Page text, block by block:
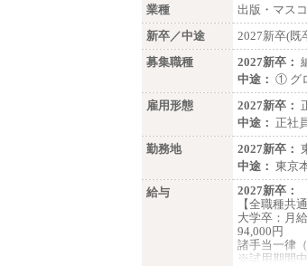
業種
出版・マス
新卒／中途
2027新卒(既
募集職種
2027新卒：
中途： ① グ
雇用形態
2027新卒：
中途： 正社
勤務地
2027新卒：
中途： 東京
給与
2027新卒：
【全職種共通
大学卒：月
94,000円
諸手当一律
※試用期間